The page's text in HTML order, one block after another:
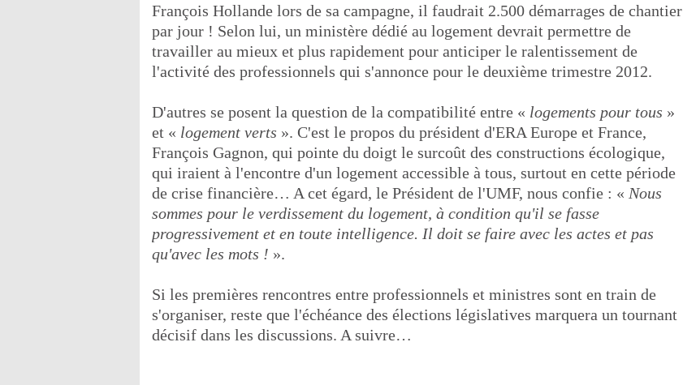
François Hollande lors de sa campagne, il faudrait 2.500 démarrages de chantier
par jour ! Selon lui, un ministère dédié au logement devrait permettre de
travailler au mieux et plus rapidement pour anticiper le ralentissement de
l'activité des professionnels qui s'annonce pour le deuxième trimestre 2012.
D'autres se posent la question de la compatibilité entre « logements pour tous »
et « logement verts ». C'est le propos du président d'ERA Europe et France,
François Gagnon, qui pointe du doigt le surcoût des constructions écologique,
qui iraient à l'encontre d'un logement accessible à tous, surtout en cette période
de crise financière… A cet égard, le Président de l'UMF, nous confie : « Nous
sommes pour le verdissement du logement, à condition qu'il se fasse
progressivement et en toute intelligence. Il doit se faire avec les actes et pas
qu'avec les mots ! ».
Si les premières rencontres entre professionnels et ministres sont en train de
s'organiser, reste que l'échéance des élections législatives marquera un tournant
décisif dans les discussions. A suivre…